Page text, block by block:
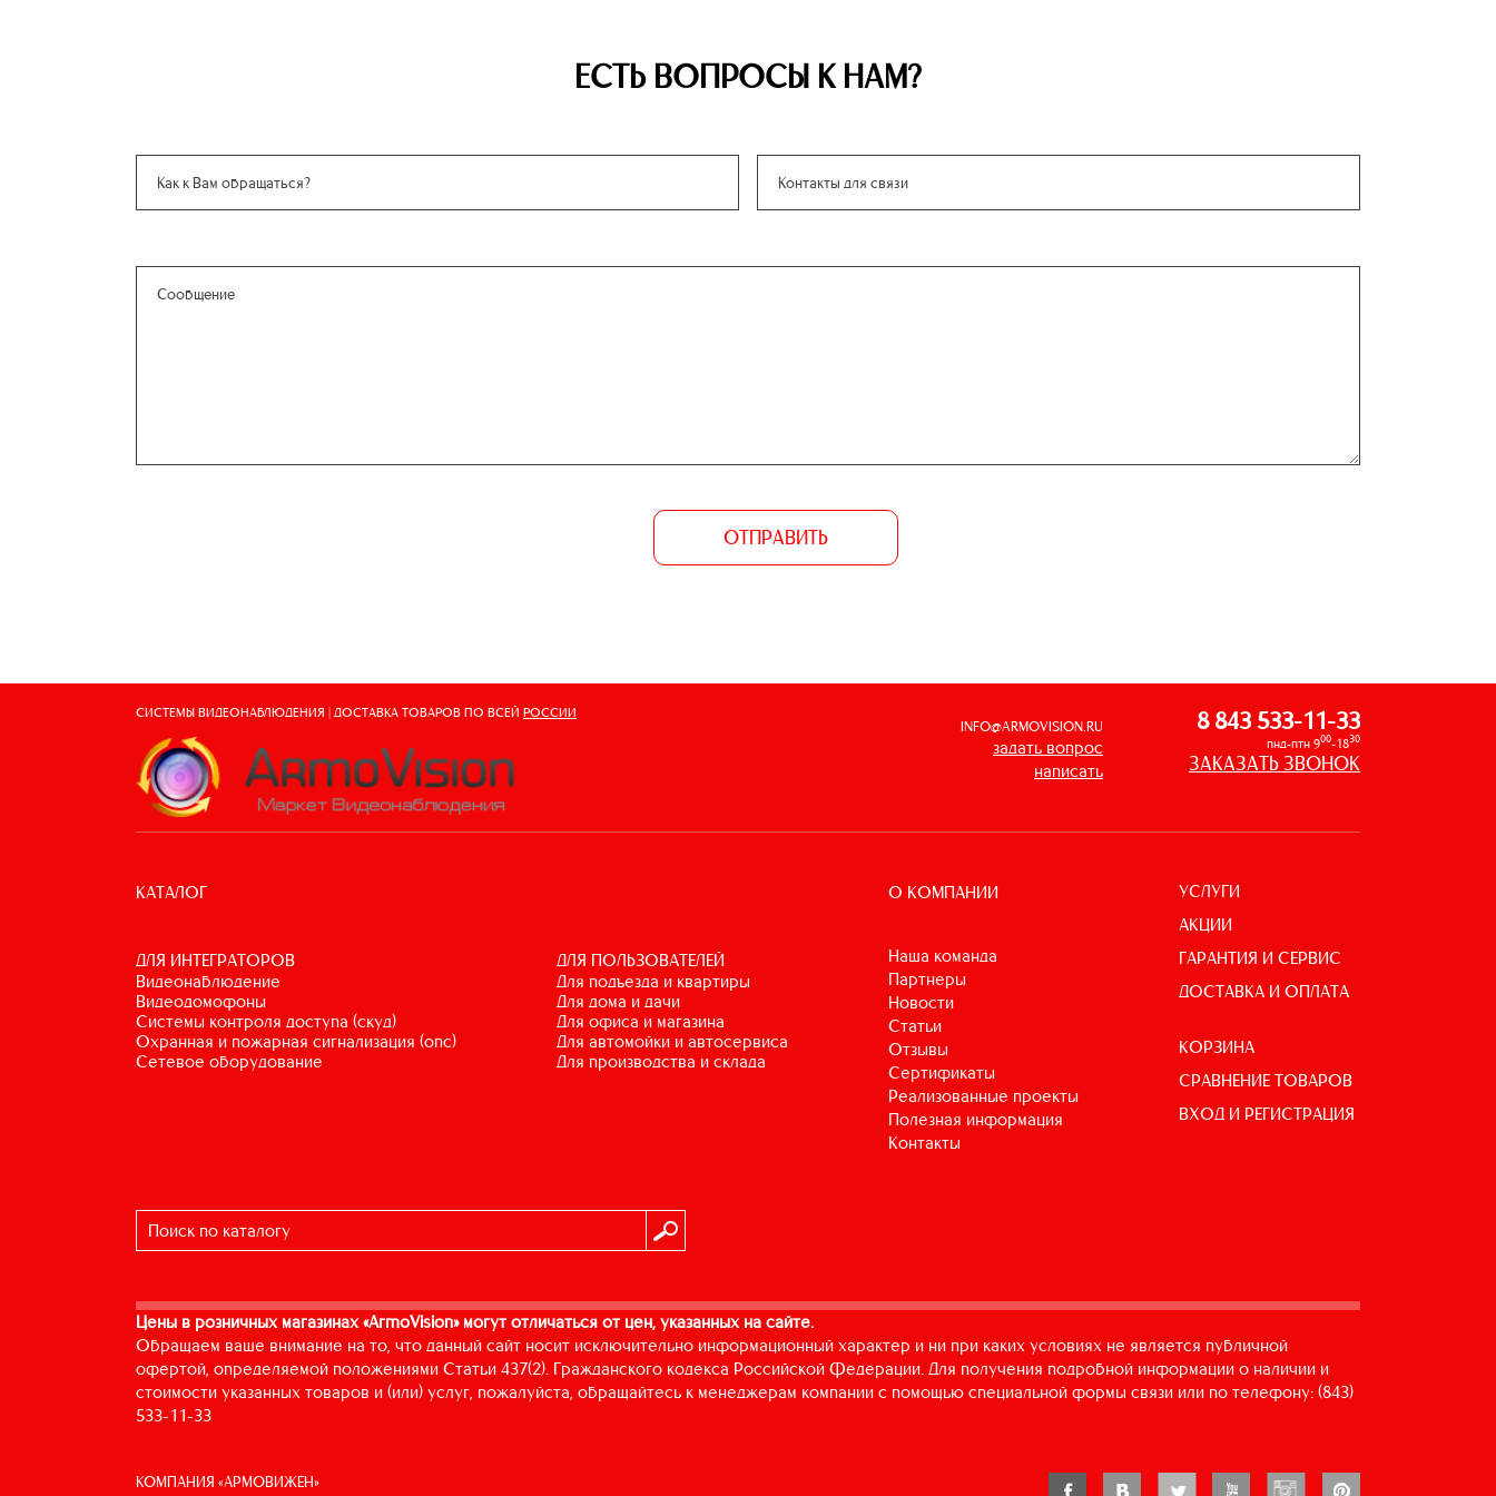
ЕСТЬ ВОПРОСЫ К НАМ?
ОТПРАВИТЬ
СИСТЕМЫ ВИДЕОНАБЛЮДЕНИЯ | ДОСТАВКА ТОВАРОВ ПО ВСЕЙ РОССИИ
INFO@ARMOVISION.RU
задать вопрос
написать
8 843 533-11-33
пнд-птн 900-1830
ЗАКАЗАТЬ ЗВОНОК
КАТАЛОГ
ДЛЯ ИНТЕГРАТОРОВ
видеонаблюдение
видеодомофоны
системы контроля доступа (скуд)
охранная и пожарная сигнализация (опс)
сетевое оборудование
ДЛЯ ПОЛЬЗОВАТЕЛЕЙ
для подъезда и квартиры
для дома и дачи
для офиса и магазина
для автомойки и автосервиса
для производства и склада
О КОМПАНИИ
Наша команда
Партнеры
Новости
Статьи
Отзывы
Сертификаты
Реализованные проекты
Полезная информация
Контакты
УСЛУГИ
АКЦИИ
ГАРАНТИЯ И СЕРВИС
ДОСТАВКА И ОПЛАТА
КОРЗИНА
СРАВНЕНИЕ ТОВАРОВ
ВХОД И РЕГИСТРАЦИЯ
Цены в розничных магазинах «ArmoVision» могут отличаться от цен, указанных на сайте.
Обращаем ваше внимание на то, что данный сайт носит исключительно информационный характер и ни при каких условиях не является публичной
офертой, определяемой положениями Статьи 437(2). Гражданского кодекса Российской Федерации. Для получения подробной информации о наличии и
стоимости указанных товаров и (или) услуг, пожалуйста, обращайтесь к менеджерам компании с помощью специальной формы связи или по телефону: (843)
533-11-33
КОМПАНИЯ «АРМОВИЖЕН»